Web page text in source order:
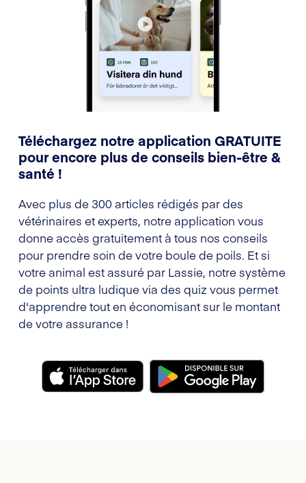
Téléchargez notre application GRATUITE
pour encore plus de conseils bien-être &
santé !
Avec plus de 300 articles rédigés par des
vétérinaires et experts, notre application vous
donne accès gratuitement à tous nos conseils
pour prendre soin de votre boule de poils. Et si
votre animal est assuré par Lassie, notre système
de points ultra ludique via des quiz vous permet
d'apprendre tout en économisant sur le montant
de votre assurance !